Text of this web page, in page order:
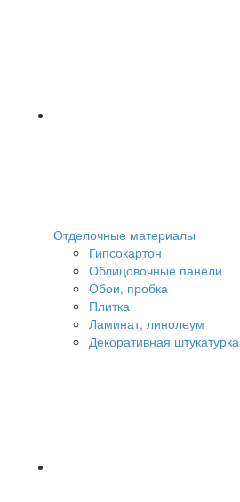
Отделочные материалы
Гипсокартон
Облицовочные панели
Обои, пробка
Плитка
Ламинат, линолеум
Декоративная штукатурка